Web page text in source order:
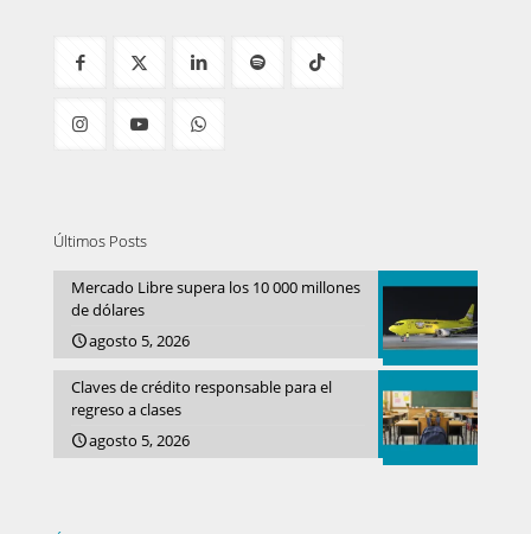
Últimos Posts
Mercado Libre supera los 10 000 millones
de dólares
agosto 5, 2026
Claves de crédito responsable para el
regreso a clases
agosto 5, 2026